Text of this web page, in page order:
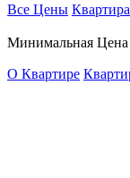
Все Цены
Минимальная Цена
О Квартире